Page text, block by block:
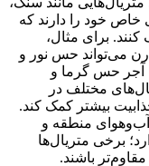
خود را دارند که
برای مثال،
می‌تواند حس نور و
آجر حس گرما و
مختلف در
بیشتر کمک کند.
آب‌وهوای منطقه و
برخی متریال‌ها
باشند.